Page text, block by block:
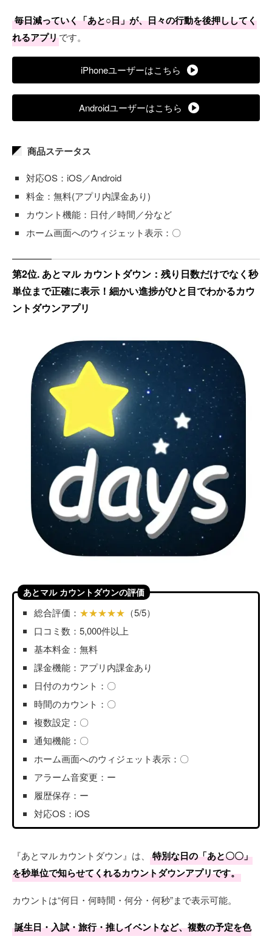
毎日減っていく「あと○日」が、日々の行動を後押ししてく
れるアプリです。
iPhoneユーザーはこちら
Androidユーザーはこちら
商品ステータス
対応OS：iOS／Android
料金：無料(アプリ内課金あり)
カウント機能：日付／時間／分など
ホーム画面へのウィジェット表示：〇
第2位. あとマル カウントダウン：残り日数だけでなく秒
単位まで正確に表示！細かい進捗がひと目でわかるカウ
ントダウンアプリ
あとマル カウントダウンの評価
総合評価： ★★★★★ （5/5）
口コミ数：5,000件以上
基本料金：無料
課金機能：アプリ内課金あり
日付のカウント：〇
時間のカウント：〇
複数設定：〇
通知機能：〇
ホーム画面へのウィジェット表示：〇
アラーム音変更：ー
履歴保存：ー
対応OS：iOS
『あとマル カウントダウン』は、
特別な日の「あと〇〇」
を秒単位で知らせてくれるカウントダウンアプリです。
カウントは“何日・何時間・何分・何秒”まで表示可能。
誕生日・入試・旅行・推しイベントなど、複数の予定を色